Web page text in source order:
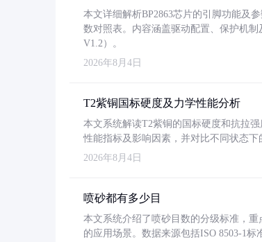
本文详细解析BP2863芯片的引脚功能及
数对照表。内容涵盖驱动配置、保护机
V1.2）。
2026年8月4日
T2紫铜国标硬度及力学性能分析
本文系统解读T2紫铜的国标硬度和抗拉
性能指标及影响因素，并对比不同状态下
2026年8月4日
喷砂都有多少目
本文系统介绍了喷砂目数的分级标准，
的应用场景。数据来源包括ISO 8503-1